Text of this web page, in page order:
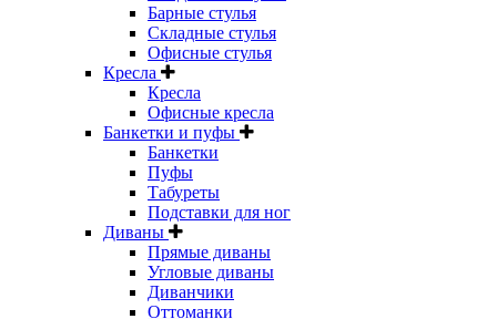
Барные стулья
Складные стулья
Офисные стулья
Кресла
Кресла
Офисные кресла
Банкетки и пуфы
Банкетки
Пуфы
Табуреты
Подставки для ног
Диваны
Прямые диваны
Угловые диваны
Диванчики
Оттоманки